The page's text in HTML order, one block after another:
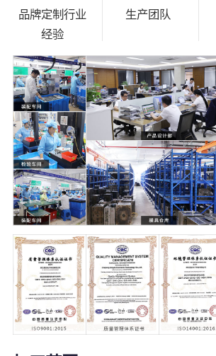
品牌定制行业
经验
生产团队
5000+
塑料模具
21000㎡
温州2家+杭州1
家生产工厂